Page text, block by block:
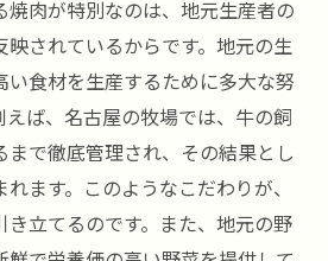
焼肉が特別なのは、地元生産者の
映されているからです。地元の生
食材を生産するために多大な努
ば、名古屋の牧場では、牛の飼
まで徹底管理され、その結果とし
ます。このようなこだわりが、
立てるのです。また、地元の野